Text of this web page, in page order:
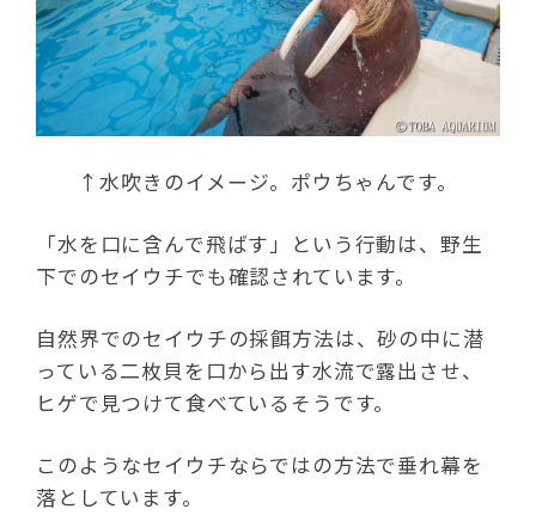
↑水吹きのイメージ。ポウちゃんです。
「水を口に含んで飛ばす」という行動は、野生
下でのセイウチでも確認されています。
自然界でのセイウチの採餌方法は、砂の中に潜
っている二枚貝を口から出す水流で露出させ、
ヒゲで見つけて食べているそうです。
このようなセイウチならではの方法で垂れ幕を
落としています。